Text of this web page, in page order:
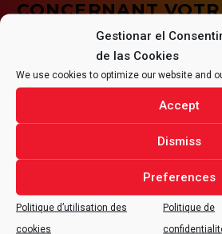
Gestionar el
de las Cookies
We use cookies to optimize our website and
Accept
Dismiss
Preferences
Politique d’utilisation des
cookies
Politique de
CONCERNANT
CONTACTER